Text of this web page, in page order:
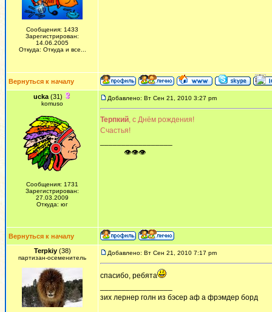
Сообщения: 1433
Зарегистрирован:
14.06.2005
Откуда: Откуда и все...
Вернуться к началу
ucka (31)
komuso
Сообщения: 1731
Зарегистрирован:
27.03.2009
Откуда: юг
Добавлено: Вт Сен 21, 2010 3:27 pm
Терпкий, с Днём рождения!
Счастья!
ᅠ ᅠ ᅠ👁👁👁
Вернуться к началу
Terpkiy(38)
партизан-осеменитель
Добавлено: Вт Сен 21, 2010 7:17 pm
спасибо, ребята
зих лернер голн из бэсер аф а фрэмдер борд